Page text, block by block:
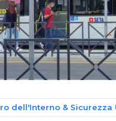
dell'Interno & Sicurezza